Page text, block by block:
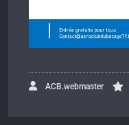
ACB.webmaster